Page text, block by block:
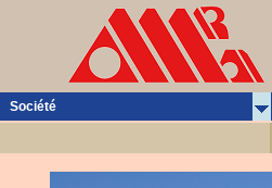
Société